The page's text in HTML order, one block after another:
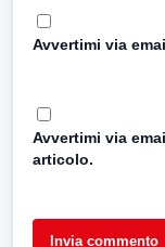
Avvertimi via
Avvertimi via
articolo.